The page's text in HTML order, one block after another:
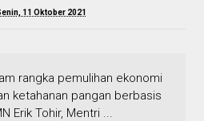
11 Oktober 2021
rangka pemulihan ekonomi
ketahanan pangan berbasis
Erik Tohir, Mentri ...